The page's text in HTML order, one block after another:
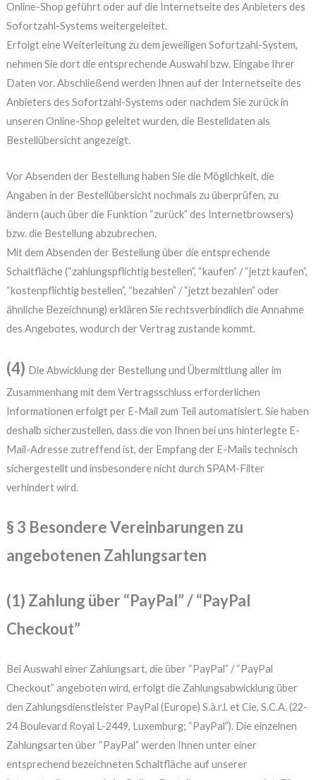
Online-Shop geführt oder auf die Internetseite des Anbieters des
Sofortzahl-Systems weitergeleitet.
Erfolgt eine Weiterleitung zu dem jeweiligen Sofortzahl-System,
nehmen Sie dort die entsprechende Auswahl bzw. Eingabe Ihrer
Daten vor. Abschließend werden Ihnen auf der Internetseite des
Anbieters des Sofortzahl-Systems oder nachdem Sie zurück in
unseren Online-Shop geleitet wurden, die Bestelldaten als
Bestellübersicht angezeigt.
Vor Absenden der Bestellung haben Sie die Möglichkeit, die
Angaben in der Bestellübersicht nochmals zu überprüfen, zu
ändern (auch über die Funktion “zurück” des Internetbrowsers)
bzw. die Bestellung abzubrechen.
Mit dem Absenden der Bestellung über die entsprechende
Schaltfläche (“zahlungspflichtig bestellen”, “kaufen” / “jetzt kaufen”,
“kostenpflichtig bestellen”, “bezahlen” / “jetzt bezahlen” oder
ähnliche Bezeichnung) erklären Sie rechtsverbindlich die Annahme
des Angebotes, wodurch der Vertrag zustande kommt.
(4) Die Abwicklung der Bestellung und Übermittlung aller im
Zusammenhang mit dem Vertragsschluss erforderlichen
Informationen erfolgt per E-Mail zum Teil automatisiert. Sie haben
deshalb sicherzustellen, dass die von Ihnen bei uns hinterlegte E-
Mail-Adresse zutreffend ist, der Empfang der E-Mails technisch
sichergestellt und insbesondere nicht durch SPAM-Filter
verhindert wird.
§ 3 Besondere Vereinbarungen zu
angebotenen Zahlungsarten
(1) Zahlung über “PayPal” / “PayPal
Checkout”
Bei Auswahl einer Zahlungsart, die über “PayPal” / “PayPal
Checkout” angeboten wird, erfolgt die Zahlungsabwicklung über
den Zahlungsdienstleister PayPal (Europe) S.à.r.l. et Cie, S.C.A. (22-
24 Boulevard Royal L-2449, Luxemburg; “PayPal”). Die einzelnen
Zahlungsarten über “PayPal” werden Ihnen unter einer
entsprechend bezeichneten Schaltfläche auf unserer